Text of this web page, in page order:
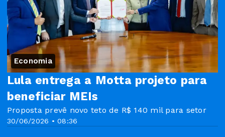
Economia
30/06/2026 • 08:36
Lula entrega a Motta projeto para
beneficiar MEIs
Proposta prevê novo teto de R$ 140 mil para setor